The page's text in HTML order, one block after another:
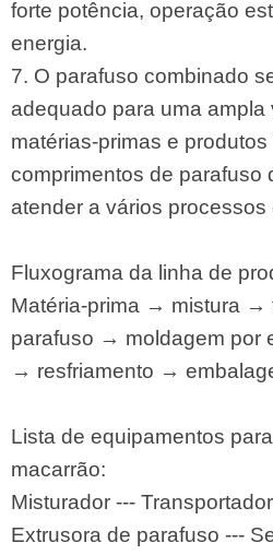
forte potência, operação
energia.
7. O parafuso combinado
adequado para uma ampla
matérias-primas e
comprimentos de parafuso
atender a vários processos
Fluxograma da linha de
Matéria-prima → mistura →
parafuso → moldagem por
→ resfriamento →
Lista de equipamentos
macarrão:
Misturador ---
Extrusora de parafuso ---